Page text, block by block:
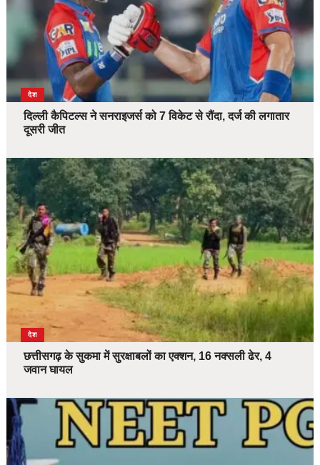
देश
दिल्ली कैपिटल्स ने सनराइजर्स को 7 विकेट से रौंदा, दर्ज की लगातार
दूसरी जीत
देश
छत्तीसगढ़ के सुकमा में सुरक्षाबलों का एक्शन, 16 नक्सली ढेर, 4
जवान घायल